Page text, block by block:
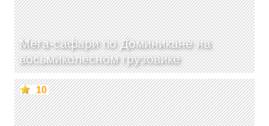
Мега-сафари по Доминикане на
восьмиколесном грузовике
10